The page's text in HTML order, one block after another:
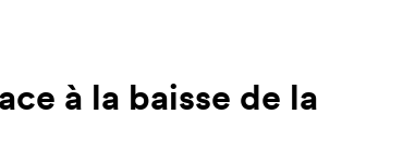
à la baisse de la